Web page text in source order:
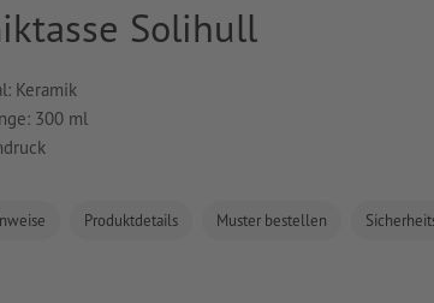
Solihull
Keramik
300 ml
Produktdetails Muster bestellen